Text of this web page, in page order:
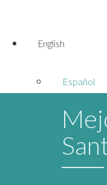
English
Español